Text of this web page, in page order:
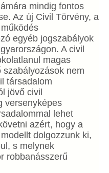
mindig fontos
Az új Civil Törvény, a
egyéb jogszabályok
A civil
magas
nem
társadalom
jövő civil
versenyképes
lehet
azért, hogy a
dolgozzunk ki,
s melynek
robbanásszerű